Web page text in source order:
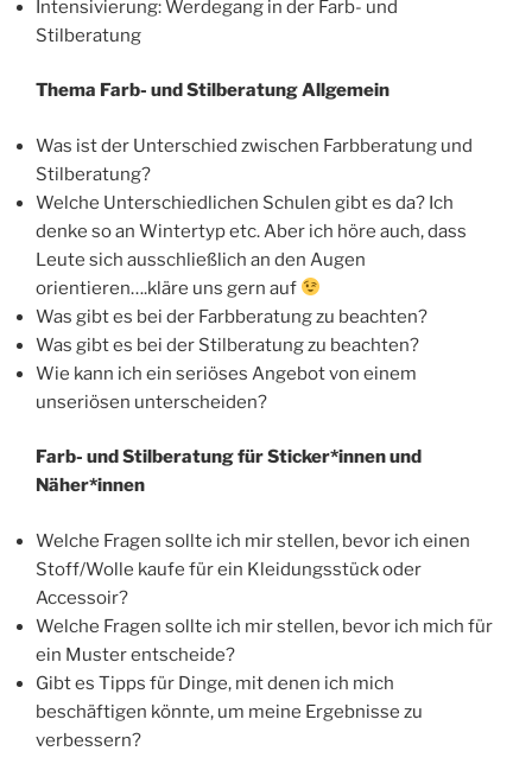
Intensivierung: Werdegang in der Farb- und
Stilberatung
Thema Farb- und Stilberatung Allgemein
Was ist der Unterschied zwischen Farbberatung und
Stilberatung?
Welche Unterschiedlichen Schulen gibt es da? Ich
denke so an Wintertyp etc. Aber ich höre auch, dass
Leute sich ausschließlich an den Augen
orientieren….kläre uns gern auf
Was gibt es bei der Farbberatung zu beachten?
Was gibt es bei der Stilberatung zu beachten?
Wie kann ich ein seriöses Angebot von einem
unseriösen unterscheiden?
Farb- und Stilberatung für Sticker*innen und
Näher*innen
Welche Fragen sollte ich mir stellen, bevor ich einen
Stoff/Wolle kaufe für ein Kleidungsstück oder
Accessoir?
Welche Fragen sollte ich mir stellen, bevor ich mich für
ein Muster entscheide?
Gibt es Tipps für Dinge, mit denen ich mich
beschäftigen könnte, um meine Ergebnisse zu
verbessern?